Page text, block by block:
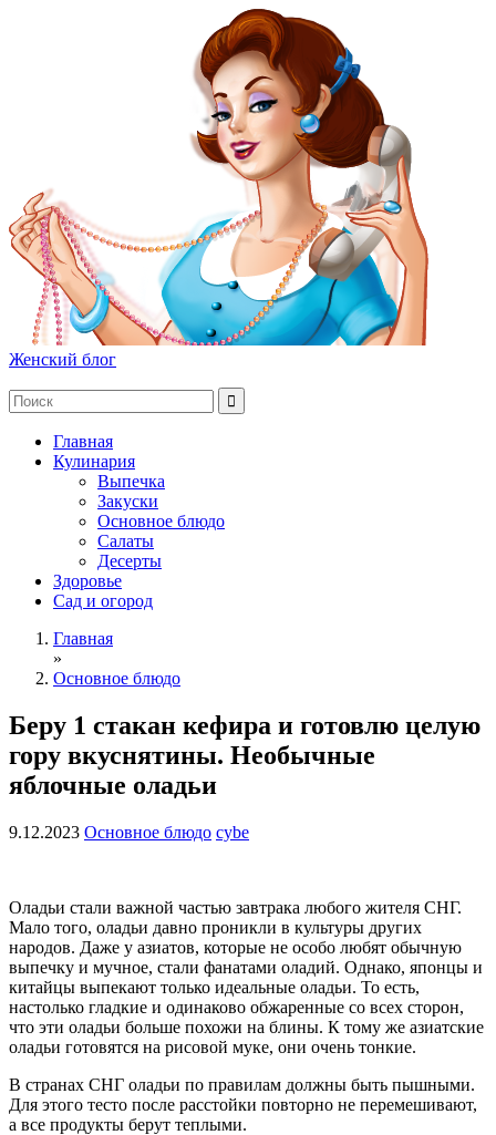
Женский блог
Главная
Кулинария
Выпечка
Закуски
Основное блюдо
Салаты
Десерты
Здоровье
Сад и огород
Главная
»
Основное блюдо
Беру 1 стакан кефира и готовлю целую
гору вкуснятины. Необычные
яблочные оладьи
9.12.2023 Основное блюдо cybe
Оладьи стали важной частью завтрака любого жителя СНГ.
Мало того, оладьи давно проникли в культуры других
народов. Даже у азиатов, которые не особо любят обычную
выпечку и мучное, стали фанатами оладий. Однако, японцы и
китайцы выпекают только идеальные оладьи. То есть,
настолько гладкие и одинаково обжаренные со всех сторон,
что эти оладьи больше похожи на блины. К тому же азиатские
оладьи готовятся на рисовой муке, они очень тонкие.
В странах СНГ оладьи по правилам должны быть пышными.
Для этого тесто после расстойки повторно не перемешивают,
а все продукты берут теплыми.